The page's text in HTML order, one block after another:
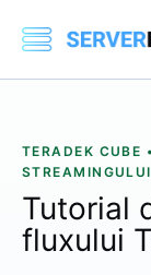
TERADEK CUBE
STREAMINGULUI
Tutorial
fluxului